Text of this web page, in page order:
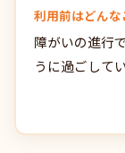
利用前はどんな
障がいの進行
うに過ごして